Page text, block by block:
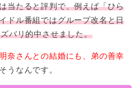
当たると評判で、例えば「ひら
ドル番組ではグループ改名と日
バリ的中させました。
奈さんとの結婚にも、弟の善幸
そうなんです。